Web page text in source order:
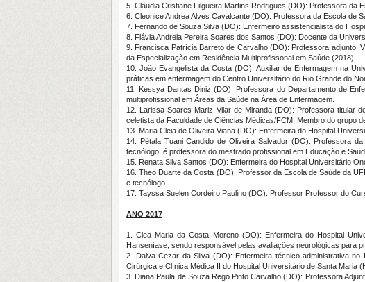
5. Cláudia Cristiane Filgueira Martins Rodrigues (DO): Professora da
6. Cleonice Andrea Alves Cavalcante (DO): Professora da Escola de
7. Fernando de Souza Silva (DO): Enfermeiro assistencialista do
8. Flávia Andreia Pereira Soares dos Santos (DO): Docente da
9. Francisca Patrícia Barreto de Carvalho (DO): Professora adjunto
da Especialização em Residência Multiprofissonal em Saúde (2018).
10. João Evangelista da Costa (DO): Auxiliar de Enfermagem na
práticas em enfermagem do Centro Universitário do Rio Grande do
11. Kessya Dantas Diniz (DO): Professora do Departamento de
multiprofissional em Áreas da Saúde na Área de Enfermagem.
12. Larissa Soares Mariz Vilar de Miranda (DO): Professora titular
celetista da Faculdade de Ciências Médicas/FCM. Membro do grupo
13. Maria Cleia de Oliveira Viana (DO): Enfermeira do Hospital
14. Pétala Tuani Candido de Oliveira Salvador (DO): Professora
tecnólogo, é professora do mestrado profissional em Educação e
15. Renata Silva Santos (DO): Enfermeira do Hospital Universitário
16. Theo Duarte da Costa (DO): Professor da Escola de Saúde da
e tecnólogo.
17. Tayssa Suelen Cordeiro Paulino (DO): Professor Professor do
ANO 2017
1. Clea Maria da Costa Moreno (DO): Enfermeira do Hospital
Hanseníase, sendo responsável pelas avaliações neurológicas para
2. Dalva Cezar da Silva (DO): Enfermeira técnico-administrativa
Cirúrgica e Clínica Médica II do Hospital Universitário de Santa Maria
3. Diana Paula de Souza Rego Pinto Carvalho (DO): Professora